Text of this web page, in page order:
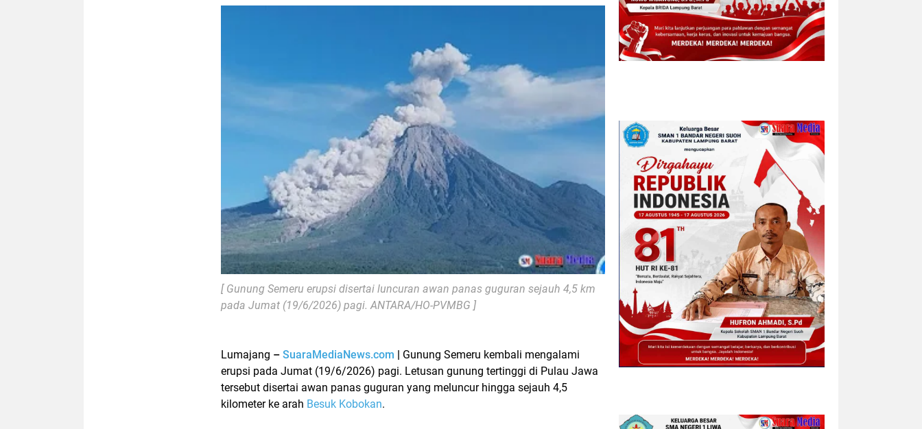
[ Gunung Semeru erupsi disertai luncuran awan panas guguran sejauh 4,5 km
pada Jumat (19/6/2026) pagi. ANTARA/HO-PVMBG ]
Lumajang – SuaraMediaNews.com | Gunung Semeru kembali mengalami
erupsi pada Jumat (19/6/2026) pagi. Letusan gunung tertinggi di Pulau Jawa
tersebut disertai awan panas guguran yang meluncur hingga sejauh 4,5
kilometer ke arah Besuk Kobokan.